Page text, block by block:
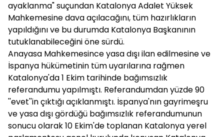
ayaklanma" suçundan Katalonya Adalet Yüksek
Mahkemesine dava açılacağını, tüm hazırlıkların
yapıldığını ve bu durumda Katalonya Başkanının
tutuklanabileceğini öne sürdü.
Anayasa Mahkemesince yasa dışı ilan edilmesine ve
İspanya hükümetinin tüm uyarılarına rağmen
Katalonya'da 1 Ekim tarihinde bağımsızlık
referandumu yapılmıştı. Referandumdan yüzde 90
''evet''in çıktığı açıklanmıştı. İspanya'nın gayrimeşru
ve yasa dışı gördüğü bağımsızlık referandumunun
sonucu olarak 10 Ekim'de toplanan Katalonya yerel